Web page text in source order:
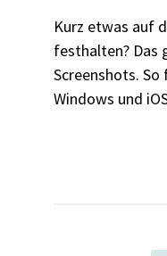
Kurz etwas auf
festhalten? Das
Screenshots.
Windows und